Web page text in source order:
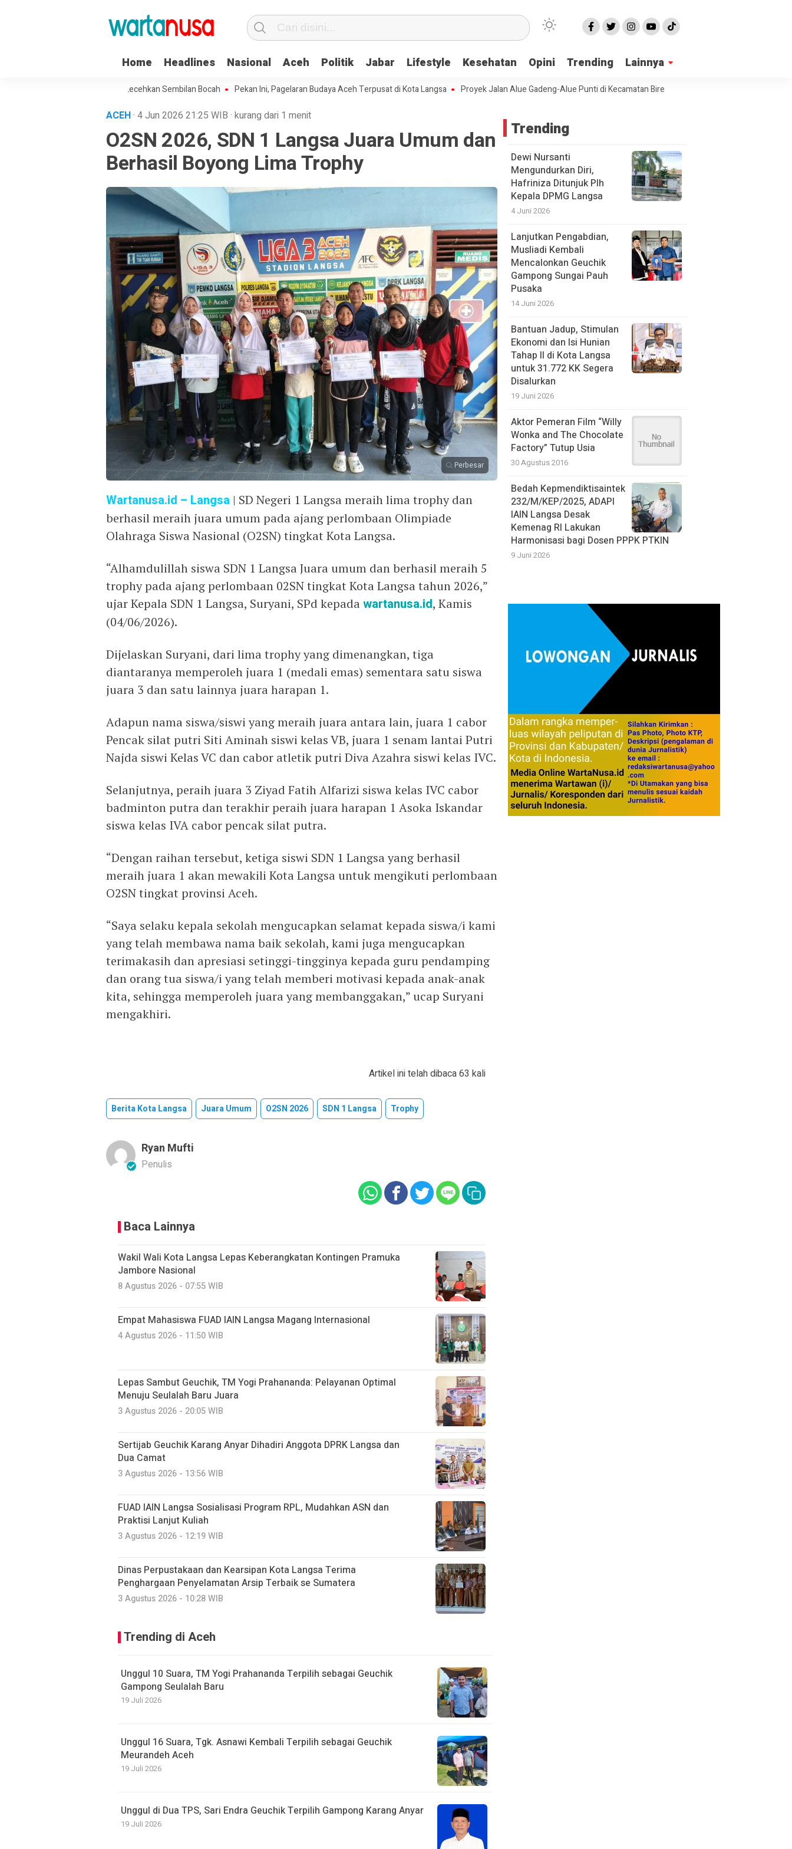
Home Headlines Nasional Aceh Politik Jabar Lifestyle Kesehatan Opini Trending Lainnya
Seorang Kakek di Langsa Lecehkan Sembilan Bocah Pekan Ini, Pagelaran Budaya Aceh Terpusat di Kota Langsa Proyek Jalan Alue Gadeng-Alue Punti di Kecamatan Birem Bayeun Mangkrak
ACEH· 4 Jun 2026 21:25 WIB · kurang dari 1 menit
O2SN 2026, SDN 1 Langsa Juara Umum dan
Berhasil Boyong Lima Trophy
Perbesar
Wartanusa.id – Langsa | SD Negeri 1 Langsa meraih lima trophy dan
berhasil meraih juara umum pada ajang perlombaan Olimpiade
Olahraga Siswa Nasional (O2SN) tingkat Kota Langsa.
“Alhamdulillah siswa SDN 1 Langsa Juara umum dan berhasil meraih 5
trophy pada ajang perlombaan 02SN tingkat Kota Langsa tahun 2026,”
ujar Kepala SDN 1 Langsa, Suryani, SPd kepada wartanusa.id, Kamis
(04/06/2026).
Dijelaskan Suryani, dari lima trophy yang dimenangkan, tiga
diantaranya memperoleh juara 1 (medali emas) sementara satu siswa
juara 3 dan satu lainnya juara harapan 1.
Adapun nama siswa/siswi yang meraih juara antara lain, juara 1 cabor
Pencak silat putri Siti Aminah siswi kelas VB, juara 1 senam lantai Putri
Najda siswi Kelas VC dan cabor atletik putri Diva Azahra siswi kelas IVC.
Selanjutnya, peraih juara 3 Ziyad Fatih Alfarizi siswa kelas IVC cabor
badminton putra dan terakhir peraih juara harapan 1 Asoka Iskandar
siswa kelas IVA cabor pencak silat putra.
“Dengan raihan tersebut, ketiga siswi SDN 1 Langsa yang berhasil
meraih juara 1 akan mewakili Kota Langsa untuk mengikuti perlombaan
O2SN tingkat provinsi Aceh.
“Saya selaku kepala sekolah mengucapkan selamat kepada siswa/i kami
yang telah membawa nama baik sekolah, kami juga mengucapkan
terimakasih dan apresiasi setinggi-tingginya kepada guru pendamping
dan orang tua siswa/i yang telah memberi motivasi kepada anak-anak
kita, sehingga memperoleh juara yang membanggakan,” ucap Suryani
mengakhiri.
Artikel ini telah dibaca 63 kali
Berita Kota Langsa Juara Umum O2SN 2026 SDN 1 Langsa Trophy
Ryan Mufti
Penulis
Baca Lainnya
Wakil Wali Kota Langsa Lepas Keberangkatan Kontingen Pramuka
Jambore Nasional
8 Agustus 2026 - 07:55 WIB
Empat Mahasiswa FUAD IAIN Langsa Magang Internasional
4 Agustus 2026 - 11:50 WIB
Lepas Sambut Geuchik, TM Yogi Prahananda: Pelayanan Optimal
Menuju Seulalah Baru Juara
3 Agustus 2026 - 20:05 WIB
Sertijab Geuchik Karang Anyar Dihadiri Anggota DPRK Langsa dan
Dua Camat
3 Agustus 2026 - 13:56 WIB
FUAD IAIN Langsa Sosialisasi Program RPL, Mudahkan ASN dan
Praktisi Lanjut Kuliah
3 Agustus 2026 - 12:19 WIB
Dinas Perpustakaan dan Kearsipan Kota Langsa Terima
Penghargaan Penyelamatan Arsip Terbaik se Sumatera
3 Agustus 2026 - 10:28 WIB
Trending di Aceh
Unggul 10 Suara, TM Yogi Prahananda Terpilih sebagai Geuchik
Gampong Seulalah Baru
19 Juli 2026
Unggul 16 Suara, Tgk. Asnawi Kembali Terpilih sebagai Geuchik
Meurandeh Aceh
19 Juli 2026
Unggul di Dua TPS, Sari Endra Geuchik Terpilih Gampong Karang Anyar
19 Juli 2026
Trending
Dewi Nursanti
Mengundurkan Diri,
Hafriniza Ditunjuk Plh
Kepala DPMG Langsa
4 Juni 2026
Lanjutkan Pengabdian,
Musliadi Kembali
Mencalonkan Geuchik
Gampong Sungai Pauh
Pusaka
14 Juni 2026
Bantuan Jadup, Stimulan
Ekonomi dan Isi Hunian
Tahap II di Kota Langsa
untuk 31.772 KK Segera
Disalurkan
19 Juni 2026
Aktor Pemeran Film “Willy
Wonka and The Chocolate
Factory” Tutup Usia
30 Agustus 2016
Bedah Kepmendiktisaintek
232/M/KEP/2025, ADAPI
IAIN Langsa Desak
Kemenag RI Lakukan
Harmonisasi bagi Dosen PPPK PTKIN
9 Juni 2026